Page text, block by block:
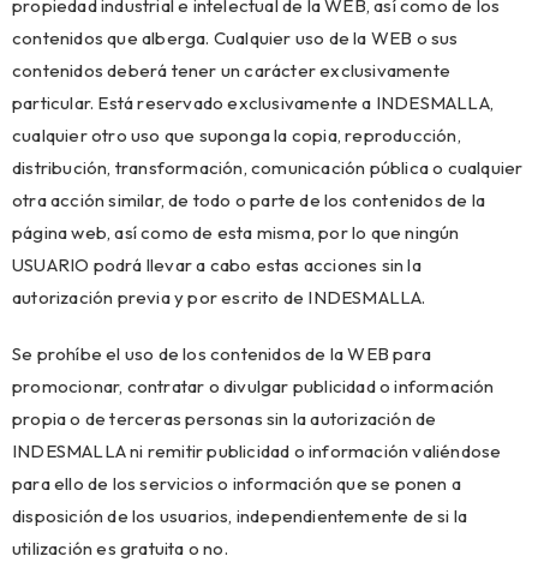
propiedad industrial e intelectual de la WEB, así como de los
contenidos que alberga. Cualquier uso de la WEB o sus
contenidos deberá tener un carácter exclusivamente
particular. Está reservado exclusivamente a INDESMALLA,
cualquier otro uso que suponga la copia, reproducción,
distribución, transformación, comunicación pública o cualquier
otra acción similar, de todo o parte de los contenidos de la
página web, así como de esta misma, por lo que ningún
USUARIO podrá llevar a cabo estas acciones sin la
autorización previa y por escrito de INDESMALLA.
Se prohíbe el uso de los contenidos de la WEB para
promocionar, contratar o divulgar publicidad o información
propia o de terceras personas sin la autorización de
INDESMALLA ni remitir publicidad o información valiéndose
para ello de los servicios o información que se ponen a
disposición de los usuarios, independientemente de si la
utilización es gratuita o no.